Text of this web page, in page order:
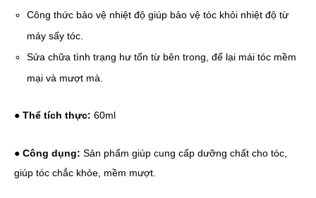
Công thức bảo vệ nhiệt độ giúp bảo vệ tóc khỏi nhiệt độ từ
máy sấy tóc.
Sửa chữa tình trạng hư tổn từ bên trong, để lại mái tóc mềm
mại và mượt mà.
● Thể tích thực: 60ml
● Công dụng: Sản phẩm giúp cung cấp dưỡng chất cho tóc,
giúp tóc chắc khỏe, mềm mượt.